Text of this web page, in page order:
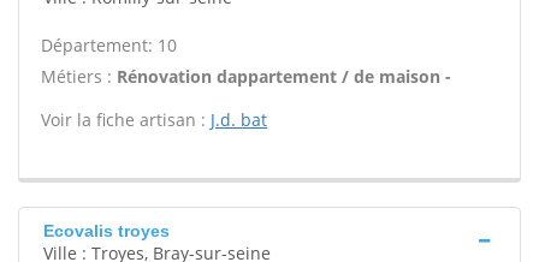
Département: 10
Métiers : Rénovation dappartement / de maison -
Voir la fiche artisan : J.d. bat
Ecovalis troyes
Ville : Troyes, Bray-sur-seine